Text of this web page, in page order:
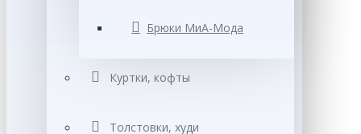
Брюки МиА-Мода
Куртки, кофты
Толстовки, худи